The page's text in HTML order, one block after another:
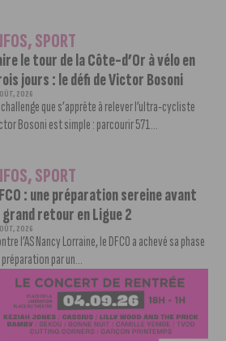
,SPORT
le tour de la Côte-d’Or à vélo en
jours : le défi de Victor Bosoni
2026
challenge que s’apprête à relever l’ultra-cycliste
Bosoni est simple : parcourir 571...
,SPORT
: une préparation sereine avant
retour en Ligue 2
2026
l’AS Nancy Lorraine, le DFCO a achevé sa phase
préparation par un...